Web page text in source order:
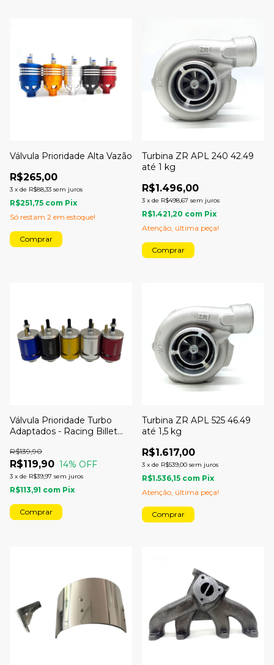
Válvula Prioridade Alta Vazão
R$265,00
3 x de R$88,33 sem juros
R$251,75 com Pix
Só restam 2 em estoque!
Comprar
Turbina ZR APL 240 42.49
até 1 kg
R$1.496,00
3 x de R$498,67 sem juros
R$1.421,20 com Pix
Atenção, última peça!
Comprar
Válvula Prioridade Turbo
Adaptados - Racing Billet
R$119,90
R$139,90
14% OFF
3 x de R$39,97 sem juros
R$113,91 com Pix
Comprar
Turbina ZR APL 525 46.49
até 1,5 kg
R$1.617,00
3 x de R$539,00 sem juros
R$1.536,15 com Pix
Atenção, última peça!
Comprar